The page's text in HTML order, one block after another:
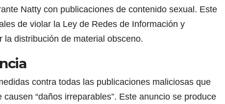
Natty con publicaciones de contenido sexual. Este
de violar la Ley de Redes de Información y
distribución de material obsceno.
contra todas las publicaciones maliciosas que
“daños irreparables”. Este anuncio se produce